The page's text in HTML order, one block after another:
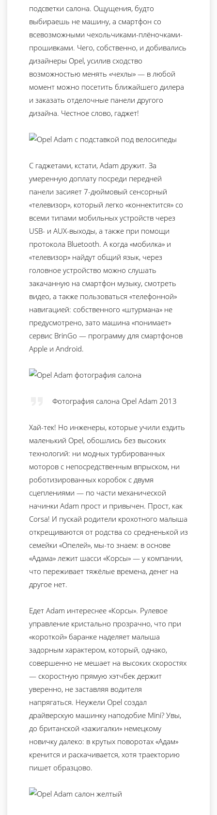
подсветки салона. Ощущения, будто
выбираешь не машину, а смартфон со
всевозможными чехольчиками-плёночками-
прошивками. Чего, собственно, и добивались
дизайнеры Opel, усилив сходство
возможностью менять «чехлы» — в любой
момент можно посетить ближайшего дилера
и заказать отделочные панели другого
дизайна. Честное слово, гаджет!
С гаджетами, кстати, Adam дружит. За
умеренную доплату посреди передней
панели засияет 7-дюймовый сенсорный
«телевизор», который легко «коннектится» со
всеми типами мобильных устройств через
USB- и AUX-выходы, а также при помощи
протокола Bluetooth. А когда «мобилка» и
«телевизор» найдут общий язык, через
головное устройство можно слушать
закачанную на смартфон музыку, смотреть
видео, а также пользоваться «телефонной»
навигацией: собственного «штурмана» не
предусмотрено, зато машина «понимает»
сервис BrinGo — программу для смартфонов
Apple и Android.
Фотография салона Opel Adam 2013
Хай-тек! Но инженеры, которые учили ездить
маленький Opel, обошлись без высоких
технологий: ни модных турбированных
моторов с непосредственным впрыском, ни
роботизированных коробок с двумя
сцеплениями — по части механической
начинки Adam прост и привычен. Прост, как
Corsa! И пускай родители крохотного малыша
открещиваются от родства со средненькой из
семейки «Опелей», мы-то знаем: в основе
«Адама» лежит шасси «Корсы» — у компании,
что переживает тяжёлые времена, денег на
другое нет.
Едет Adam интереснее «Корсы». Рулевое
управление кристально прозрачно, что при
«короткой» баранке наделяет малыша
задорным характером, который, однако,
совершенно не мешает на высоких скоростях
— скоростную прямую хэтчбек держит
уверенно, не заставляя водителя
напрягаться. Неужели Opel создал
драйверскую машинку наподобие Mini? Увы,
до британской «зажигалки» немецкому
новичку далеко: в крутых поворотах «Адам»
кренится и раскачивается, хотя траекторию
пишет образцово.